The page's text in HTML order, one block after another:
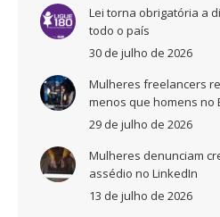
Lei torna obrigatória a
todo o país
30 de julho de 2026
Mulheres freelancers
menos que homens no
29 de julho de 2026
Mulheres denunciam
assédio no LinkedIn
13 de julho de 2026